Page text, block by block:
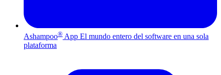
Ashampoo® App El mundo entero del software en una sola
plataforma